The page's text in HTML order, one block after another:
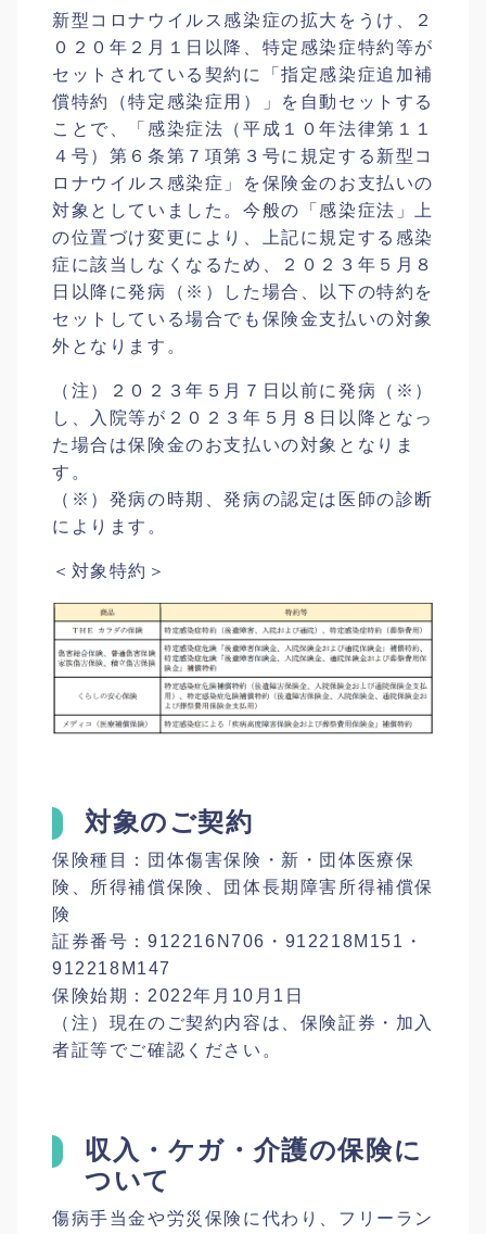
新型コロナウイルス感染症の拡大をうけ、２
０２０年２月１日以降、特定感染症特約等が
セットされている契約に「指定感染症追加補
償特約（特定感染症用）」を自動セットする
ことで、「感染症法（平成１０年法律第１１
４号）第６条第７項第３号に規定する新型コ
ロナウイルス感染症」を保険金のお支払いの
対象としていました。今般の「感染症法」上
の位置づけ変更により、上記に規定する感染
症に該当しなくなるため、２０２３年５月８
日以降に発病（※）した場合、以下の特約を
セットしている場合でも保険金支払いの対象
外となります。
（注）２０２３年５月７日以前に発病（※）
し、入院等が２０２３年５月８日以降となっ
た場合は保険金のお支払いの対象となりま
す。
（※）発病の時期、発病の認定は医師の診断
によります。
＜対象特約＞
対象のご契約
保険種目：団体傷害保険・新・団体医療保
険、所得補償保険、団体長期障害所得補償保
険
証券番号：912216N706・912218M151・
912218M147
保険始期：2022年月10月1日
（注）現在のご契約内容は、保険証券・加入
者証等でご確認ください。
収入・ケガ・介護の保険に
ついて
傷病手当金や労災保険に代わり、フリーラン